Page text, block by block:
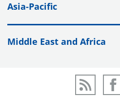
Asia-Pacific
Middle East and Africa